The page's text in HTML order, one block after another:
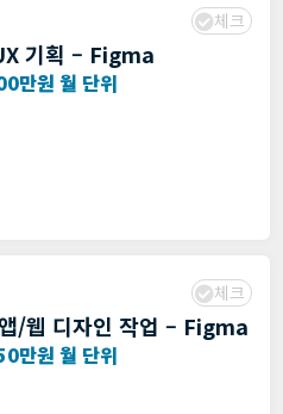
체크
기획 – Figma
만원 월 단위
체크
/웹 디자인 작업 – Figma
만원 월 단위